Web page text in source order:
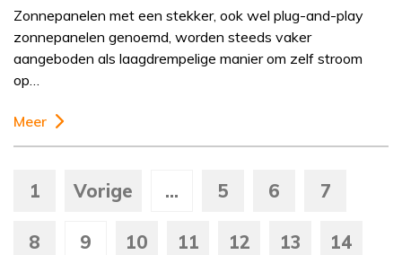
Zonnepanelen met een stekker, ook wel plug-and-play
zonnepanelen genoemd, worden steeds vaker
aangeboden als laagdrempelige manier om zelf stroom
op…
Meer
1 Vorige ... 5 6 7
8 9 10 11 12 13 14